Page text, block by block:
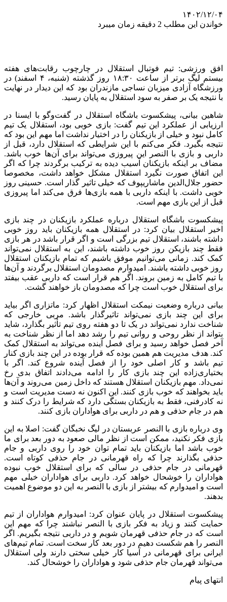
۱۴۰۲/۱۲/۰۴
خواندن این مطلب 2 دقیقه زمان میبرد
افق ورزشی: تیم فوتبال استقلال در چارچوب رقابت‌های هفته
بیستم لیگ برتر از ساعت ۱۸:۳۰ روز گذشته (شنبه، ۴ اسفند) در
ورزشگاه آزادی میزبان نساجی مازندران بود که این دیدار در نهایت
با نتیجه یک بر صفر به سود استقلال به پایان رسید.
شاهین بیانی، پیشکسوت باشگاه استقلال در گفت‌وگو با ایسنا در
ارزیابی از عملکرد این تیم گفت: بازی خوبی بود، استقلال یک تیم
کامل نبود و خیلی از بازیکنان را در اختیار نداشت اما مهم این بود که
نتیجه بگیرد. فکر می‌کنم با این شرایطی که استقلال دارد، قبل از
داربی و بازی با النصر این پیروزی می‌تواند برای آن‌ها خوب باشد.
مضاف بر اینکه بازیکنان آسیب دیده به ترکیب برگردند چرا که اگر
این اتفاق صورت نگیرد استقلال مشکل خواهد داشت، مخصوصا
حضور جلال‌الدین ماشاریپوف که خیلی تاثیر گذار است. حسینی روز
خوبی داشت. با اینکه داربی با همه بازی‌ها فرق می‌کند اما پیروزی
قبل از این بازی مهم است.
پیشکسوت باشگاه استقلال درباره عملکرد بازیکنان در چند بازی
اخیر استقلال بیان کرد: در استقلال همه بازیکنان باید روز خوبی
داشته باشند، استقلال تیم بزرگی است و اگر قرار باشد در هر بازی
فقط چند بازیکن روز خوب داشته باشند، این به استقلال نمی‌تواند
کمک کند. زمانی می‌توانیم موفق باشیم که تمام بازیکنان استقلال
روز خوبی داشته باشند. امیدوارم مصدومان استقلال برگردند و آن‌ها
با تیم کامل به زمین بروند. اگر هم قرار است که داربی عقب بیفتد
برای استقلال خوب است چرا که مصدومان باز خواهند گشت.
بیانی درباره وضعیت نیمکت استقلال اظهار کرد: ماتزاری اگر بیاید
برای این چند بازی نمی‌تواند تاثیرگذار باشد. مربی خارجی که
شناخت ندارد نمی‌تواند در یک تا دو هفته روی تیم تأثیر بگذارد، شاید
بتواند از نظر روحی و روانی تیم را رشد دهد اما از نظر شناخت به
آخر فصل خواهد رسید و برای فصل آینده می‌تواند به استقلال کمک
کند. هدف مدیریت هم همین بوده که قرار بوده در این چند بازی کنار
تیم باشد و کار اصلی خود را از فصل آینده شروع کند. اگر با
بختیاری‌زاده این چند بازی کار را ادامه می‌دادند اتفاق بدی رخ
نمی‌داد. مهم بازیکنان استقلال هستند که داخل زمین می‌روند و آن‌ها
باید بخواهند که خوب بازی کنند. این اکنون نه دست مدیریت است و
نه کادرفنی، فقط به بازیکنان بستگی دارد که شرایط را درک کنند و
هم در جام حذفی و هم در داربی برای هواداران بازی کنند.
وی درباره بازی با النصر عربستان در لیگ نخبگان گفت: اصلا به این
بازی فکر نکنید، ممکن است از نظر مالی صعود به دور بعد برای ما
خوب باشد اما بازیکنان باید تمام توان خود را روی داربی و جام
حذفی بگذارند چرا که راه قهرمانی در جام حذفی کوتاه است.
قهرمانی در جام حذفی در سالی که برای استقلال خوب نبوده
هواداران را خوشحال خواهد کرد. داربی برای هواداران خیلی مهم
است و امیدوارم که بیشتر از بازی با النصر به این دو موضوع اهمیت
بدهند.
پیشکسوت استقلال در پایان عنوان کرد: امیدوارم هواداران از تیم
حمایت کنند و زیاد به فکر بازی با النصر نباشند چرا که مهم این
است که در جام حذفی قهرمان شویم و در داربی نتیجه بگیریم. اگر
النصر را هم شکست دهیم در دور بعد کار سخت است. تمام تیم‌های
ایرانی برای قهرمانی در آسیا کار خیلی سختی دارند ولی استقلال
می‌تواند قهرمان جام‌ حذفی شود و هواداران را خوشحال کند.
انتهای پیام